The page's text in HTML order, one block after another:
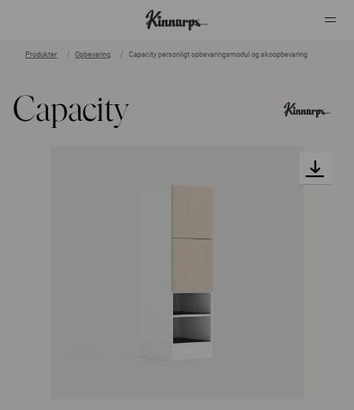
Produkter Opbevaring Capacity personligt opbevaringsmodul og skoopbevaring
Capacity